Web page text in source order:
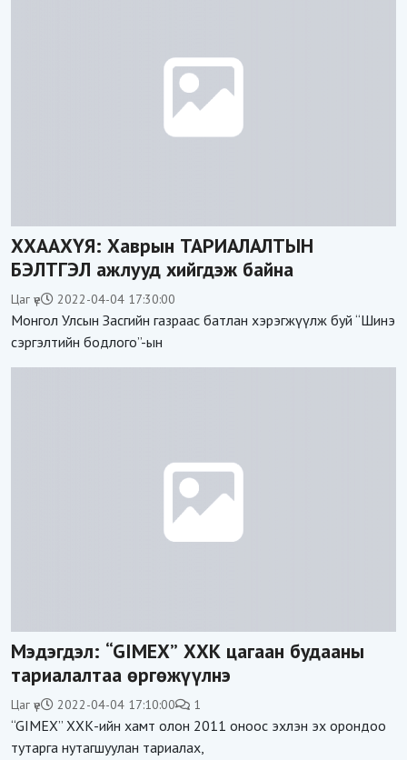
ХХААХҮЯ: Хаврын ТАРИАЛАЛТЫН
БЭЛТГЭЛ ажлууд хийгдэж байна
Цаг үе 2022-04-04 17:30:00
Монгол Улсын Засгийн газраас батлан хэрэгжүүлж буй “Шинэ
сэргэлтийн бодлого”-ын
Мэдэгдэл: “GIMEX” ХХК цагаан будааны
тариалалтаа өргөжүүлнэ
Цаг үе 2022-04-04 17:10:00 1
“GIMEX” ХХК-ийн хамт олон 2011 оноос эхлэн эх орондоо
тутарга нутагшуулан тариалах,